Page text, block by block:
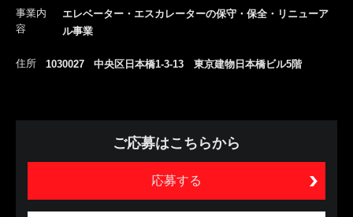
事業内
容
エレベーター・エスカレーターの保守・保全・リニューア
ル事業
住所 1030027 中央区日本橋1-3-13 東京建物日本橋ビル5階
ご応募はこちらから
応募する